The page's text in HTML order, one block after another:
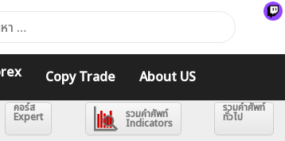
Copy Trade About US
คอร์ส
Expert รวมคำศัพท์
Indicators
รวมคำศัพท์
ทั่วไป